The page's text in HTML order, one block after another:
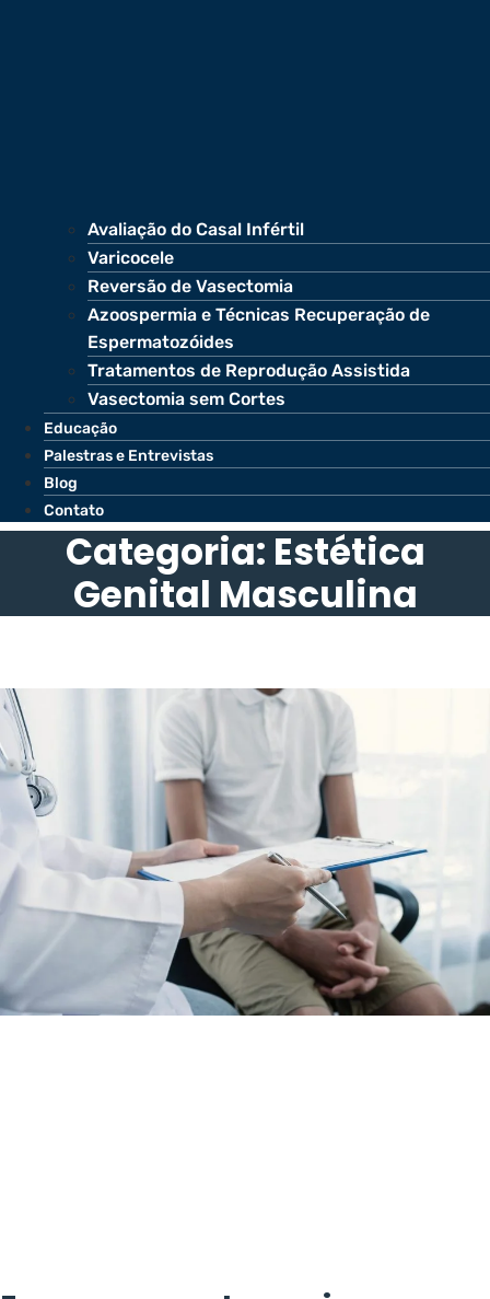
Avaliação do Casal Infértil
Varicocele
Reversão de Vasectomia
Azoospermia e Técnicas Recuperação de
Espermatozóides
Tratamentos de Reprodução Assistida
Vasectomia sem Cortes
Educação
Palestras e Entrevistas
Blog
Contato
Categoria: Estética
Genital Masculina